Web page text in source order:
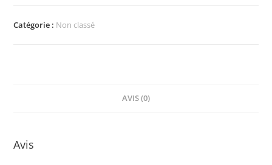
Catégorie : Non classé
AVIS (0)
Avis